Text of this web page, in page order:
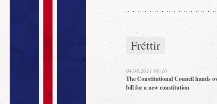
Fréttir
04.08.2011 08:10
The Constitutional Council hands
bill for a new constitution